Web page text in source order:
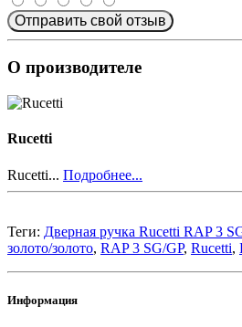
Отправить свой отзыв
О производителе
Rucetti
Rucetti... Подробнее...
Теги: Дверная ручка Rucetti RAP 3
золото/золото, RAP 3 SG/GP, Rucetti,
Информация